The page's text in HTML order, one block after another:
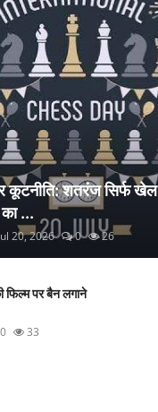
कूटनीति: शतरंज सिर्फ खेल
...
20, 2026 0 26
पर बैन लगाने
0 33